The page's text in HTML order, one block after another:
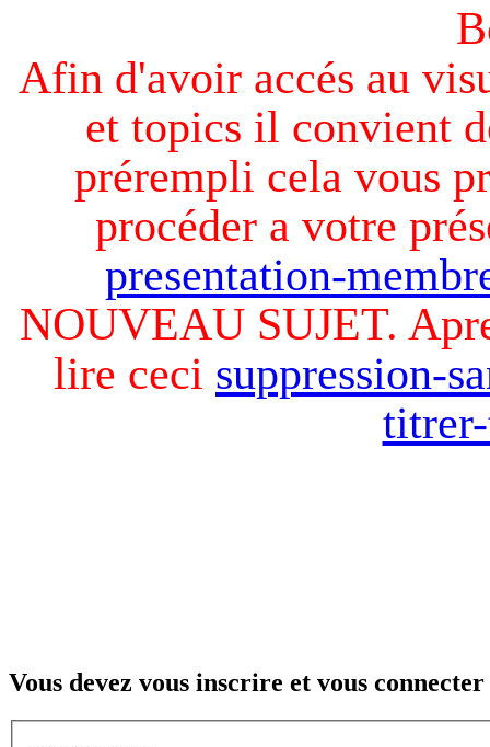
Afin d'avoir accés au
et topics il convient
prérempli cela vous
procéder a votre
presentation-
NOUVEAU SUJET.
lire ceci suppression-
Vous devez vous inscrire et vous